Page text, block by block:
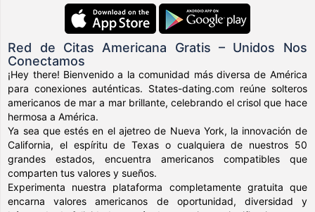
Red de Citas Americana Gratis – Unidos Nos
Conectamos
¡Hey there! Bienvenido a la comunidad más diversa de América
para conexiones auténticas. States-dating.com reúne solteros
americanos de mar a mar brillante, celebrando el crisol que hace
hermosa a América.
Ya sea que estés en el ajetreo de Nueva York, la innovación de
California, el espíritu de Texas o cualquiera de nuestros 50
grandes estados, encuentra americanos compatibles que
comparten tus valores y sueños.
Experimenta nuestra plataforma completamente gratuita que
encarna valores americanos de oportunidad, diversidad y